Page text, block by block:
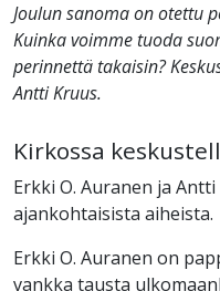
Joulun sanoma on otettu
Kuinka voimme tuoda
perinnettä takaisin?
Antti Kruus.
Kirkossa
Erkki O. Auranen ja
ajankohtaisista aiheista.
Erkki O. Auranen on
vankka tausta